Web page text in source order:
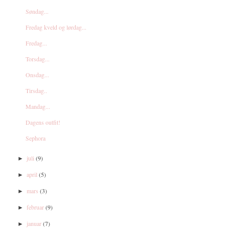
Søndag...
Fredag kveld og lørdag...
Fredag...
Torsdag...
Onsdag...
Tirsdag..
Mandag...
Dagens outfit!
Sephora
► juli (9)
►april (5)
► mars (3)
► februar (9)
► januar (7)